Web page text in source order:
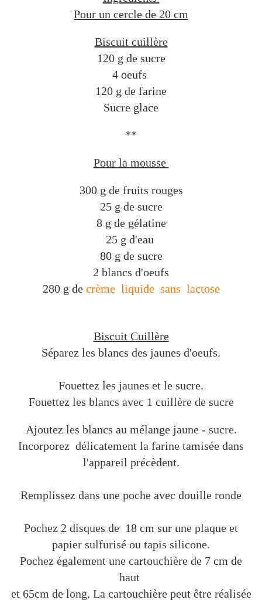
Pour un cercle de 20 cm
Biscuit cuillère
120 g de sucre
4 oeufs
120 g de farine
Sucre glace
**
Pour la mousse
300 g de fruits rouges
25 g de sucre
8 g de gélatine
25 g d'eau
80 g de sucre
2 blancs d'oeufs
280 g de crème liquide sans lactose
Biscuit Cuillère
Séparez les blancs des jaunes d'oeufs.
Fouettez les jaunes et le sucre.
Fouettez les blancs avec 1 cuillère de sucre
Ajoutez les blancs au mélange jaune - sucre.
Incorporez délicatement la farine tamisée dans
l'appareil précèdent.
Remplissez dans une poche avec douille ronde
Pochez 2 disques de 18 cm sur une plaque et
papier sulfurisé ou tapis silicone.
Pochez également une cartouchière de 7 cm de
haut
et 65cm de long. La cartouchière peut être réalisée